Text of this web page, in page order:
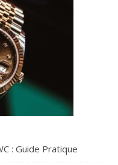
: Guide Pratique